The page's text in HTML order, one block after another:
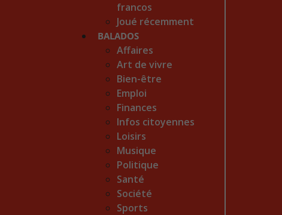
francos
Joué récemment
BALADOS
Affaires
Art de vivre
Bien-être
Emploi
Finances
Infos citoyennes
Loisirs
Musique
Politique
Santé
Société
Sports